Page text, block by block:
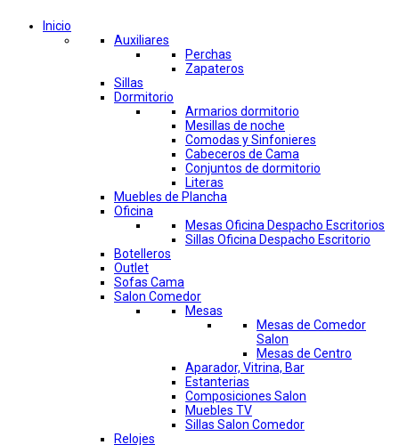
Inicio
Auxiliares
Perchas
Zapateros
Sillas
Dormitorio
Armarios dormitorio
Mesillas de noche
Comodas y Sinfonieres
Cabeceros de Cama
Conjuntos de dormitorio
Literas
Muebles de Plancha
Oficina
Mesas Oficina Despacho Escritorios
Sillas Oficina Despacho Escritorio
Botelleros
Outlet
Sofas Cama
Salon Comedor
Mesas
Mesas de Comedor
Salon
Mesas de Centro
Aparador, Vitrina, Bar
Estanterias
Composiciones Salon
Muebles TV
Sillas Salon Comedor
Relojes